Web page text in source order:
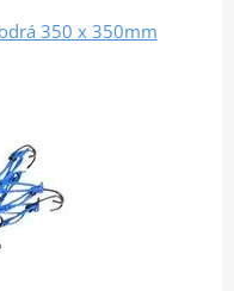
350 x 350mm